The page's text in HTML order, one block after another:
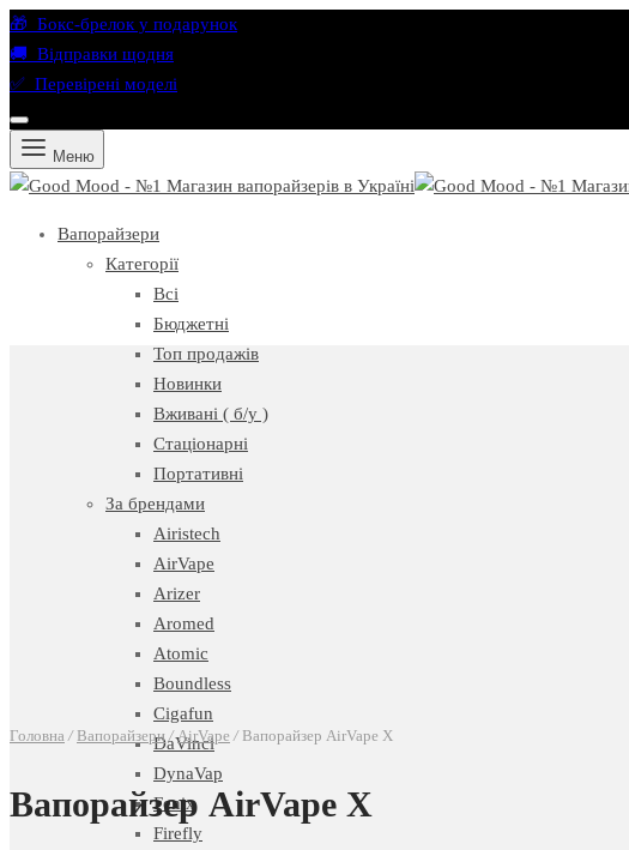
🎁 Бокс-брелок у подарунок
🚚 Відправки щодня
✅ Перевірені моделі
Меню
Вапорайзери
Категорії
Всі
Бюджетні
Топ продажів
Новинки
Вживані ( б/у )
Стаціонарні
Портативні
За брендами
Airistech
AirVape
Arizer
Aromed
Atomic
Boundless
Cigafun
DaVinci
DynaVap
Fenix
Firefly
Головна / Вапорайзери / AirVape /Вапорайзер AirVape X
Вапорайзер AirVape X